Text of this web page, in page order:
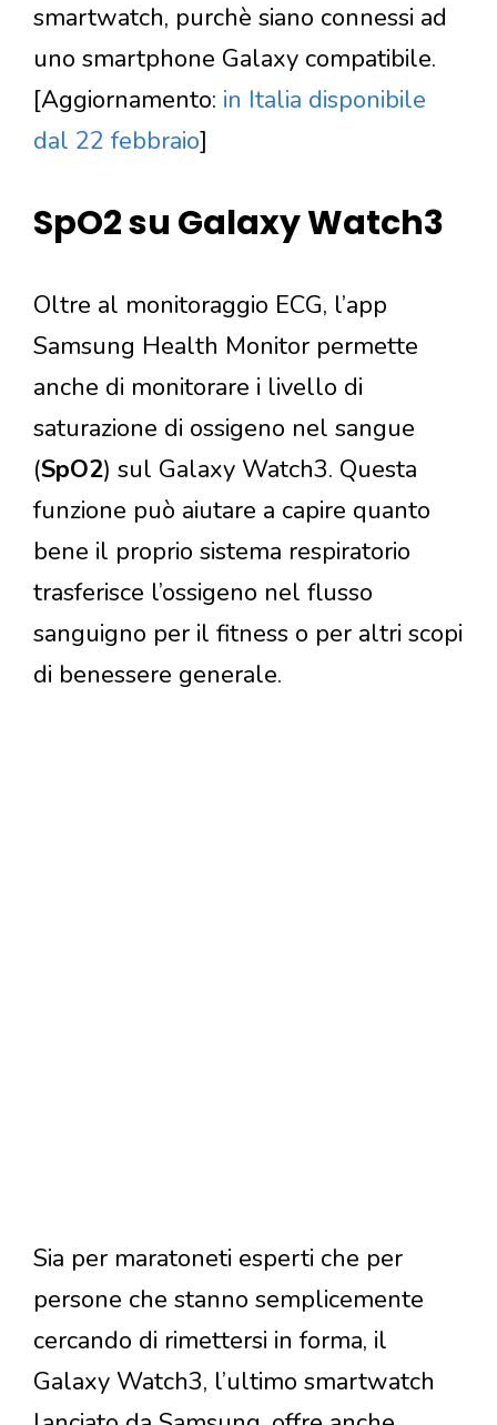
smartwatch, purchè siano connessi ad
uno smartphone Galaxy compatibile.
[Aggiornamento: in Italia disponibile
dal 22 febbraio]
SpO2 su Galaxy Watch3
Oltre al monitoraggio ECG, l’app
Samsung Health Monitor permette
anche di monitorare i livello di
saturazione di ossigeno nel sangue
(SpO2) sul Galaxy Watch3. Questa
funzione può aiutare a capire quanto
bene il proprio sistema respiratorio
trasferisce l’ossigeno nel flusso
sanguigno per il fitness o per altri scopi
di benessere generale.
Sia per maratoneti esperti che per
persone che stanno semplicemente
cercando di rimettersi in forma, il
Galaxy Watch3, l’ultimo smartwatch